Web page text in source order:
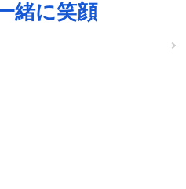
緒に笑顔